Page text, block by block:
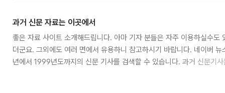
환
과거 신문 자료는 이곳에서
좋은 자료 사이트 소개해드립니다. 아마 기자 분들은 자주 이용하실수도
더군요. 그외에도 여러 면에서 유용하니 참고하시기 바랍니다. 네이버
년에서 1999년도까지의 신문 기사를 검색할 수 있습니다. 과거 신문기